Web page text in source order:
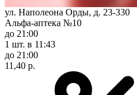
ул. Наполеона Орды, д. 23-330
Альфа-аптека №10
до 21:00
1 шт. в 11:43
до 21:00
11,40 р.